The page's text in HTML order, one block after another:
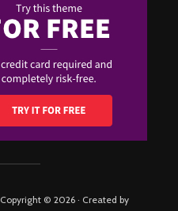
Copyright © 2026 · Created by